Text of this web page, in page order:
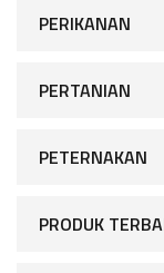
PERIKANAN
PERTANIAN
PETERNAKAN
PRODUK